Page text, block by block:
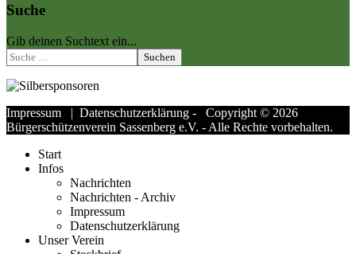
Suche
Gib deinen Suchtext ein...
Suchen
Impressum | Datenschutzerklärung - Copyright © 2026
Bürgerschützenverein Sassenberg e.V. - Alle Rechte vorbehalten.
Start
Infos
Nachrichten
Nachrichten - Archiv
Impressum
Datenschutzerklärung
Unser Verein